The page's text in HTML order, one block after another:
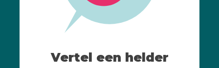
Vertel een helder